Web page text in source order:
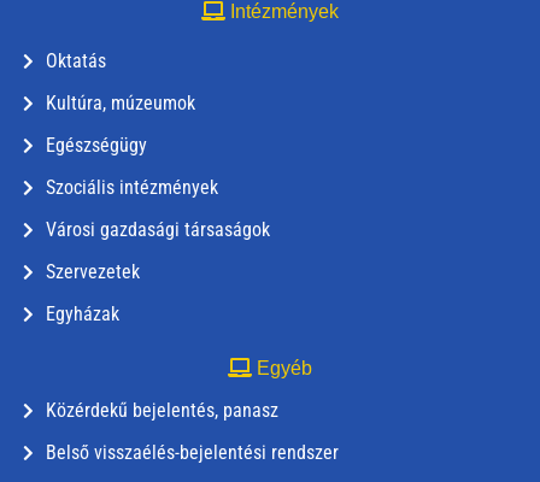
Intézmények
Oktatás
Kultúra, múzeumok
Egészségügy
Szociális intézmények
Városi gazdasági társaságok
Szervezetek
Egyházak
Egyéb
Közérdekű bejelentés, panasz
Belső visszaélés-bejelentési rendszer